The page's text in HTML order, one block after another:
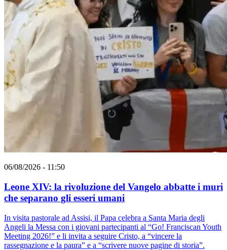
06/08/2026 - 11:50
Leone XIV: la rivoluzione del Vangelo abbatte i muri
che separano gli esseri umani
In visita pastorale ad Assisi, il Papa celebra a Santa Maria degli
Angeli la Messa con i giovani partecipanti al “Go! Franciscan Youth
Meeting 2026!” e li invita a seguire Cristo, a “vincere la
rassegnazione e la paura” e a “scrivere nuove pagine di storia”.